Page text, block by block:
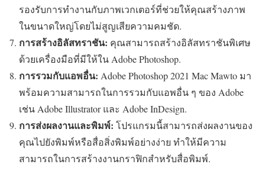
รองรับการทำงานกับภาพเวกเตอร์ที่ช่วยให้คุณสร้างภาพ
ในขนาดใหญ่โดยไม่สูญเสียความคมชัด.
การสร้างอิลัสทราชัน: คุณสามารถสร้างอิลัสทราชันพิเศษ
ด้วยเครื่องมือที่มีให้ใน Adobe Photoshop.
การรวมกับแอพอื่น: Adobe Photoshop 2021 Mac Mawto มา
พร้อมความสามารถในการรวมกับแอพอื่น ๆ ของ Adobe
เช่น Adobe Illustrator และ Adobe InDesign.
การส่งผลงานและพิมพ์: โปรแกรมนี้สามารถส่งผลงานของ
คุณไปยังพิมพ์หรือสื่อสิ่งพิมพ์อย่างง่าย ทำให้มีความ
สามารถในการสร้างงานกราฟิกสำหรับสื่อพิมพ์.